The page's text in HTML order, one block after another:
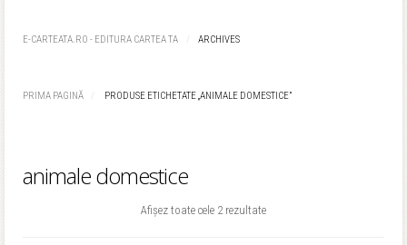
E-CARTEATA.RO - EDITURA CARTEA TA ARCHIVES
PRIMA PAGINĂ PRODUSE ETICHETATE „ANIMALE DOMESTICE”
animale domestice
Afișez toate cele 2 rezultateSortat